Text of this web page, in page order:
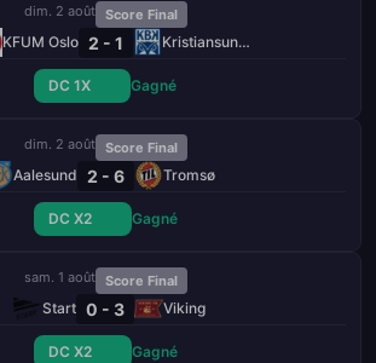
dim. 2 août Score Final
KFUM Oslo 2 - 1 Kristiansund BK
DC 1X Gagné
dim. 2 août Score Final
Aalesund 2 - 6 Tromsø
DC X2 Gagné
sam. 1 août Score Final
Start 0 - 3 Viking
DC X2 Gagné